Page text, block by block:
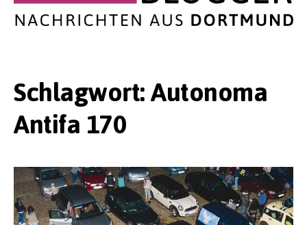
Schlagwort:Autonoma
Antifa 170